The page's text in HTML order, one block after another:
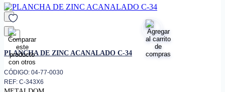
favorito
PLANCHA DE ZINC ACANALADO C-34
CÓDIGO: 04-77-0030
REF: C-343X6